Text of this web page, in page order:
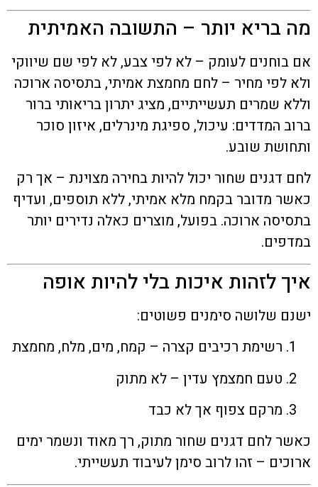
מה בריא יותר – התשובה האמיתית
אם בוחנים לעומק – לא לפי צבע, לא לפי שם שיווקי
ולא לפי מחיר – לחם מחמצת אמיתי, בתסיסה ארוכה
וללא שמרים תעשייתיים, מציג יתרון בריאותי ברור
ברוב המדדים: עיכול, ספיגת מינרלים, איזון סוכר
ותחושת שובע.
לחם דגנים שחור יכול להיות בחירה מצוינת – אך רק
כאשר מדובר בקמח מלא אמיתי, ללא תוספים, ועדיף
בתסיסה ארוכה. בפועל, מוצרים כאלה נדירים יותר
במדפים.
איך לזהות איכות בלי להיות אופה
ישנם שלושה סימנים פשוטים:
רשימת רכיבים קצרה – קמח, מים, מלח, מחמצת
טעם חמצמץ עדין – לא מתוק
מרקם צפוף אך לא כבד
כאשר לחם דגנים שחור מתוק, רך מאוד ונשמר ימים
ארוכים – זהו לרוב סימן לעיבוד תעשייתי.